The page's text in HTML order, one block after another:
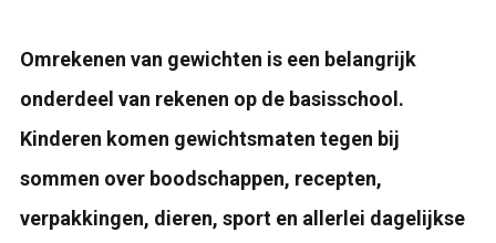
Omrekenen van gewichten is een belangrijk
onderdeel van rekenen op de basisschool.
Kinderen komen gewichtsmaten tegen bij
sommen over boodschappen, recepten,
verpakkingen, dieren, sport en allerlei dagelijkse